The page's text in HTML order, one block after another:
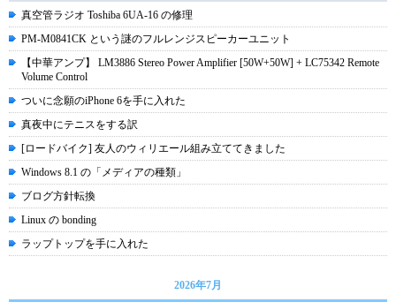
真空管ラジオ Toshiba 6UA-16 の修理
PM-M0841CK という謎のフルレンジスピーカーユニット
【中華アンプ】 LM3886 Stereo Power Amplifier [50W+50W] + LC75342 Remote
Volume Control
ついに念願のiPhone 6を手に入れた
真夜中にテニスをする訳
[ロードバイク] 友人のウィリエール組み立ててきました
Windows 8.1 の「メディアの種類」
ブログ方針転換
Linux の bonding
ラップトップを手に入れた
2026年7月